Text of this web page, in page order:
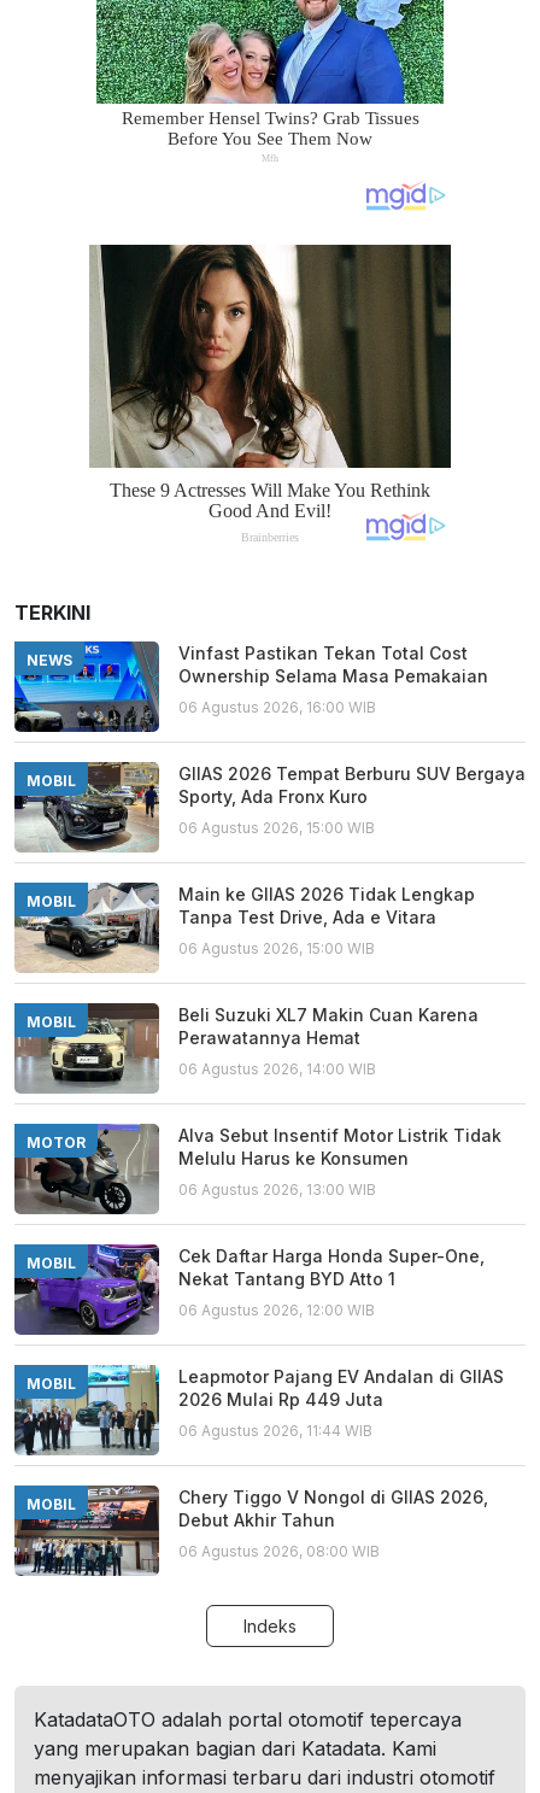
TERKINI
NEWS
Vinfast Pastikan Tekan Total Cost
Ownership Selama Masa Pemakaian
06 Agustus 2026, 16:00 WIB
MOBIL
GIIAS 2026 Tempat Berburu SUV Bergaya
Sporty, Ada Fronx Kuro
06 Agustus 2026, 15:00 WIB
MOBIL
Main ke GIIAS 2026 Tidak Lengkap
Tanpa Test Drive, Ada e Vitara
06 Agustus 2026, 15:00 WIB
MOBIL
Beli Suzuki XL7 Makin Cuan Karena
Perawatannya Hemat
06 Agustus 2026, 14:00 WIB
MOTOR
Alva Sebut Insentif Motor Listrik Tidak
Melulu Harus ke Konsumen
06 Agustus 2026, 13:00 WIB
MOBIL
Cek Daftar Harga Honda Super-One,
Nekat Tantang BYD Atto 1
06 Agustus 2026, 12:00 WIB
MOBIL
Leapmotor Pajang EV Andalan di GIIAS
2026 Mulai Rp 449 Juta
06 Agustus 2026, 11:44 WIB
MOBIL
Chery Tiggo V Nongol di GIIAS 2026,
Debut Akhir Tahun
06 Agustus 2026, 08:00 WIB
Indeks
KatadataOTO adalah portal otomotif tepercaya
yang merupakan bagian dari Katadata. Kami
menyajikan informasi terbaru dari industri otomotif